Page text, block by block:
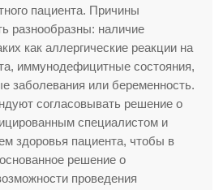
пациента. Причины
разнообразны: наличие
как аллергические реакции на
иммунодефицитные состояния,
заболевания или беременность.
согласовывать решение о
специалистом и
здоровья пациента, чтобы в
решение о
проведения